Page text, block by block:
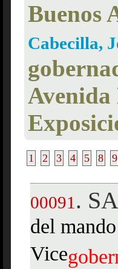
Buenos
Cabecilla,
Avenida
1 2 3 4 5 8 9
00091 .
del
Vice